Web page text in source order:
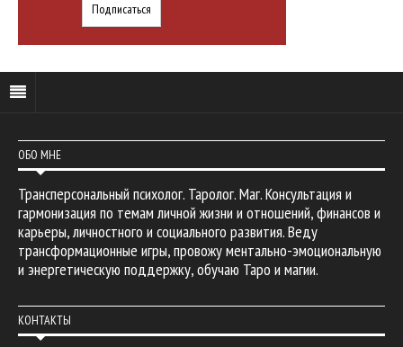
ОБО МНЕ
Трансперсональный психолог. Таролог. Маг. Консультация и
гармонизация по темам личной жизни и отношений, финансов и
карьеры, личностного и социального развития. Веду
трансформационные игры, провожу ментально-эмоциональную
и энергетическую поддержку, обучаю Таро и магии.
КОНТАКТЫ